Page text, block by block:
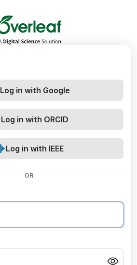
Overleaf
Log in with Google
Log in with ORCID
Log in with IEEE
OR